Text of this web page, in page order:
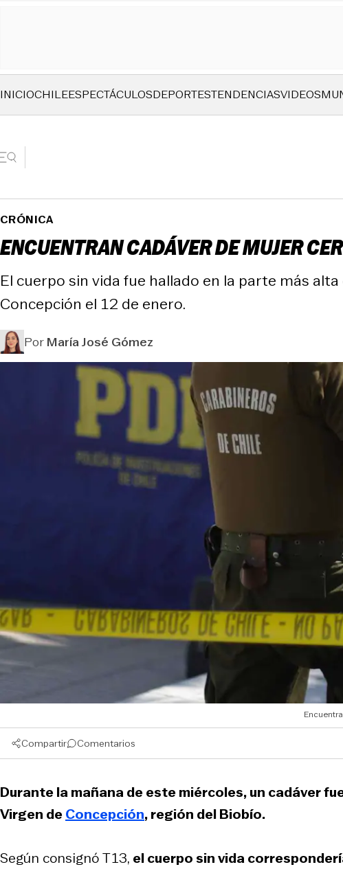
INICIOCHILEESPECTÁCULOSDEPORTESTENDENCIASVIDEOS
CRÓNICA
ENCUENTRAN CADÁVER DE MUJER
El cuerpo sin vida fue hallado en la parte más
Concepción el 12 de enero.
PorMaría José Gómez
Compartir Comentarios
Durante la mañana de este miércoles, un cadáver
Virgen deConcepción, región del Biobío.
Según consignóT13, el cuerpo sin vida